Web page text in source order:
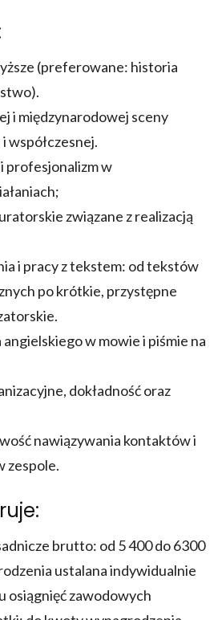
(preferowane: historia
i międzynarodowej sceny
współczesnej.
profesjonalizm w
związane z realizacją
i pracy z tekstem: od tekstów
po krótkie, przystępne
angielskiego w mowie i piśmie na
dokładność oraz
nawiązywania kontaktów i
zespole.
brutto: od 5 400 do 6300
ustalana indywidualnie
osiągnięć zawodowych